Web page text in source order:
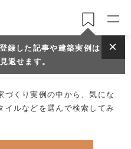
録した記事や建築実例は
返せます。
工務店
づくり実例の中から、気にな
イルなどを選んで検索してみ